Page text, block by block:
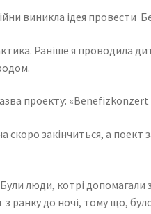
виникла ідея провести
Раніше я проводила
проекту:
скоро закінчиться, а поект
люди, котрі
ранку до ночі, тому що,